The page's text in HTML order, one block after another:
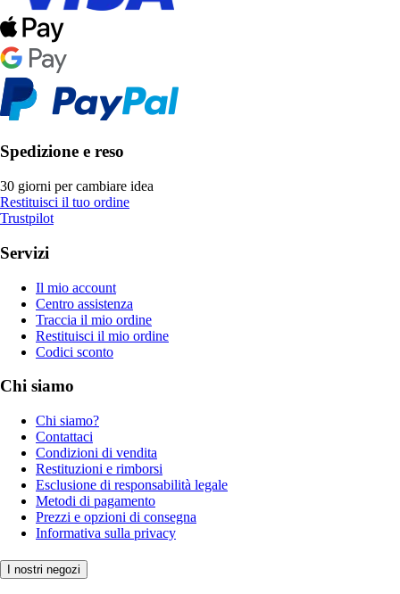
Spedizione e reso
30 giorni per cambiare idea
Restituisci il tuo ordine
Trustpilot
Servizi
Il mio account
Centro assistenza
Traccia il mio ordine
Restituisci il mio ordine
Codici sconto
Chi siamo
Chi siamo?
Contattaci
Condizioni di vendita
Restituzioni e rimborsi
Esclusione di responsabilità legale
Metodi di pagamento
Prezzi e opzioni di consegna
Informativa sulla privacy
I nostri negozi